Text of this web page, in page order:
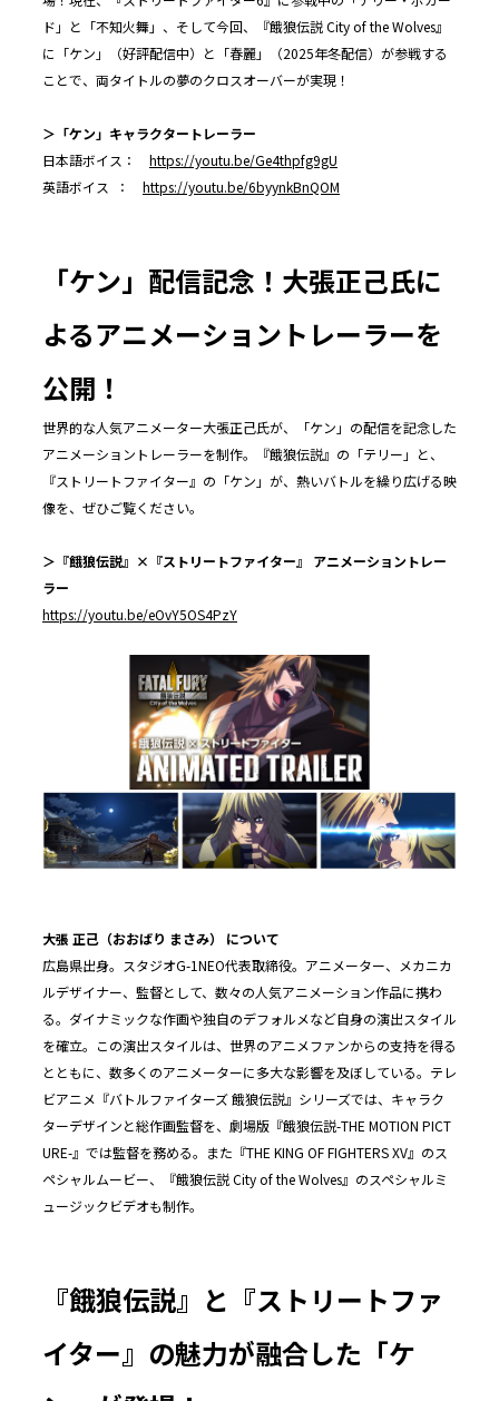
ド」と「不知火舞」、そして今回、『餓狼伝説 City of the Wolves』
に「ケン」（好評配信中）と「春麗」（2025年冬配信）が参戦する
ことで、両タイトルの夢のクロスオーバーが実現！
＞「ケン」キャラクタートレーラー
日本語ボイス： https://youtu.be/Ge4thpfg9gU
英語ボイス ： https://youtu.be/6byynkBnQOM
「ケン」配信記念！大張正己氏に
よるアニメーショントレーラーを
公開！
世界的な人気アニメーター大張正己氏が、「ケン」の配信を記念した
アニメーショントレーラーを制作。『餓狼伝説』の「テリー」と、
『ストリートファイター』の「ケン」が、熱いバトルを繰り広げる映
像を、ぜひご覧ください。
＞『餓狼伝説』×『ストリートファイター』 アニメーショントレー
ラー
https://youtu.be/eOvY5OS4PzY
大張 正己（おおばり まさみ） について
広島県出身。スタジオG-1NEO代表取締役。アニメーター、メカニカ
ルデザイナー、監督として、数々の人気アニメーション作品に携わ
る。ダイナミックな作画や独自のデフォルメなど自身の演出スタイル
を確立。この演出スタイルは、世界のアニメファンからの支持を得る
とともに、数多くのアニメーターに多大な影響を及ぼしている。テレ
ビアニメ『バトルファイターズ 餓狼伝説』シリーズでは、キャラク
ターデザインと総作画監督を、劇場版『餓狼伝説-THE MOTION PICT
URE-』では監督を務める。また『THE KING OF FIGHTERS XV』のス
ペシャルムービー、『餓狼伝説 City of the Wolves』のスペシャルミ
ュージックビデオも制作。
『餓狼伝説』と『ストリートファ
イター』の魅力が融合した「ケ